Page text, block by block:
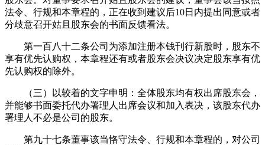
法令、行规和本章程的，正在收到建议后10日内提出同意或者
分歧意召开姑且股东会的书面反馈看法。
第一百八十二条公司为添加注册本钱刊行新股时，股东不
享有优先认购权，本章程还有或者股东会决议决定股东享有优
先认购权的除外。
（三）以较着的文字申明：全体股东均有权出席股东会，
并能够书面委托代办署理人出席会议和加入表决，该股东代办
署理人不必是公司的股东。
第九十七条董事该当恪守法令、行规和本章程的，对公司